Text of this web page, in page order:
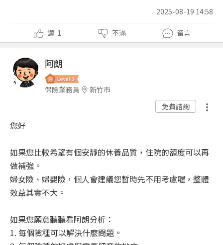
2025-08-19 14:58
讚 1 不滿 留言
阿朗
保險業務員
新竹市
免費諮詢
您好
如果您比較希望有個安靜的休養品質，住院的額度可以再
做補強。
婦女險、婦嬰險，個人會建議您暫時先不用考慮喔，整體
效益其實不大。
如果您願意聽聽看阿朗分析：
1. 每個險種可以解決什麼問題。